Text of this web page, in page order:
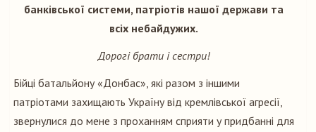
банківської системи, патріотів нашої держави та
всіх небайдужих.
Дорогі брати і сестри!
Бійці батальйону «Донбас», які разом з іншими
патріотами захищають Україну від кремлівської агресії,
звернулися до мене з проханням сприяти у придбанні для